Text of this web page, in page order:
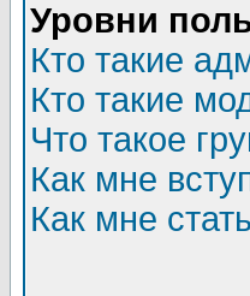
Уровни
Кто такие
Кто такие
Что такое
Как мне
Как мне